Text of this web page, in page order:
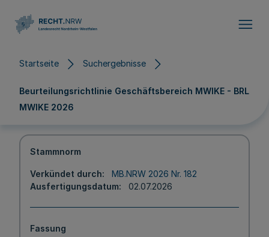
Startseite Suchergebnisse
Beurteilungsrichtlinie Geschäftsbereich MWIKE - BRL
MWIKE 2026
Stammnorm
Verkündet durch
MB.NRW 2026 Nr. 182
Ausfertigungsdatum
02.07.2026
Fassung